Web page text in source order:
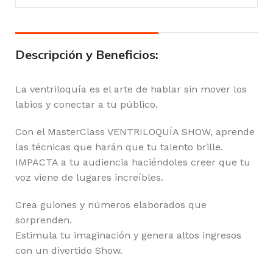
Descripción y Beneficios:
La ventriloquía es el arte de hablar sin mover los
labios y conectar a tu público.
Con el MasterClass VENTRILOQUÍA SHOW, aprende
las técnicas que harán que tu talento brille.
IMPACTA a tu audiencia haciéndoles creer que tu
voz viene de lugares increíbles.
Crea guiones y números elaborados que
sorprenden.
Estimula tu imaginación y genera altos ingresos
con un divertido Show.